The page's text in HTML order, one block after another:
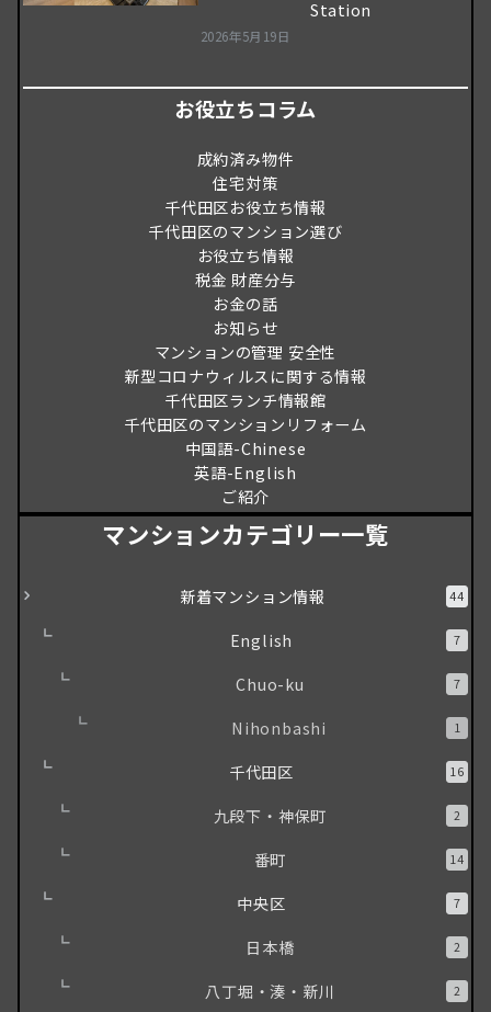
Station
2026年5月19日
お役立ちコラム
成約済み物件
住宅対策
千代田区お役立ち情報
千代田区のマンション選び
お役立ち情報
税金 財産分与
お金の話
お知らせ
マンションの管理 安全性
新型コロナウィルスに関する情報
千代田区ランチ情報館
千代田区のマンションリフォーム
中国語-Chinese
英語-English
ご紹介
マンションカテゴリー一覧
新着マンション情報 44
English 7
Chuo-ku 7
Nihonbashi 1
千代田区 16
九段下・神保町 2
番町 14
中央区 7
日本橋 2
八丁堀・湊・新川 2